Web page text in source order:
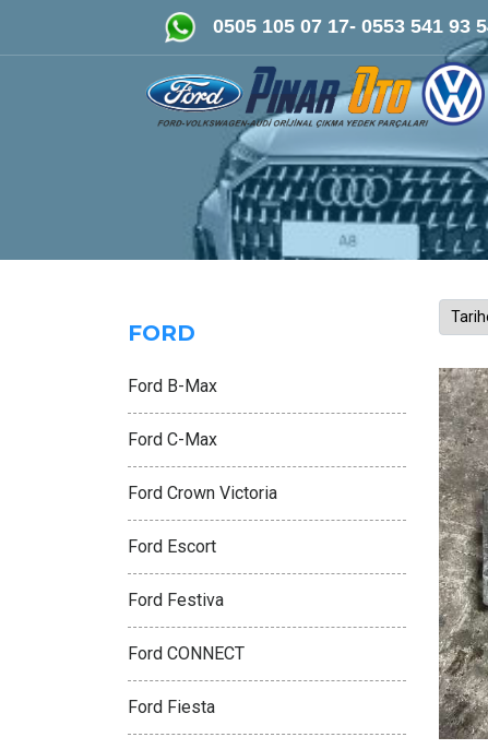
0505 105 07 17- 0553 541 93
FORD-VOLKSWAGEN- AUDİ
FORD
Ford B-Max
Ford C-Max
Ford Crown Victoria
Ford Escort
Ford Festiva
Ford CONNECT
Ford Fiesta